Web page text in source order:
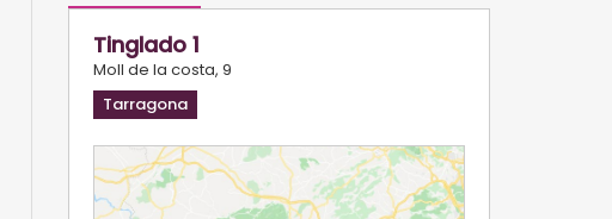
Tinglado 1
Moll de la costa, 9
Tarragona